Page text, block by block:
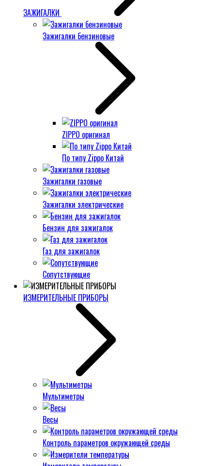
ЗАЖИГАЛКИ
Зажигалки бензиновые
ZIPPO оригинал
По типу Zippo Китай
Зажигалки газовые
Зажигалки электрические
Бензин для зажигалок
Газ для зажигалок
Сопутствующие
ИЗМЕРИТЕЛЬНЫЕ ПРИБОРЫ
Мультиметры
Весы
Контроль параметров окружающей среды